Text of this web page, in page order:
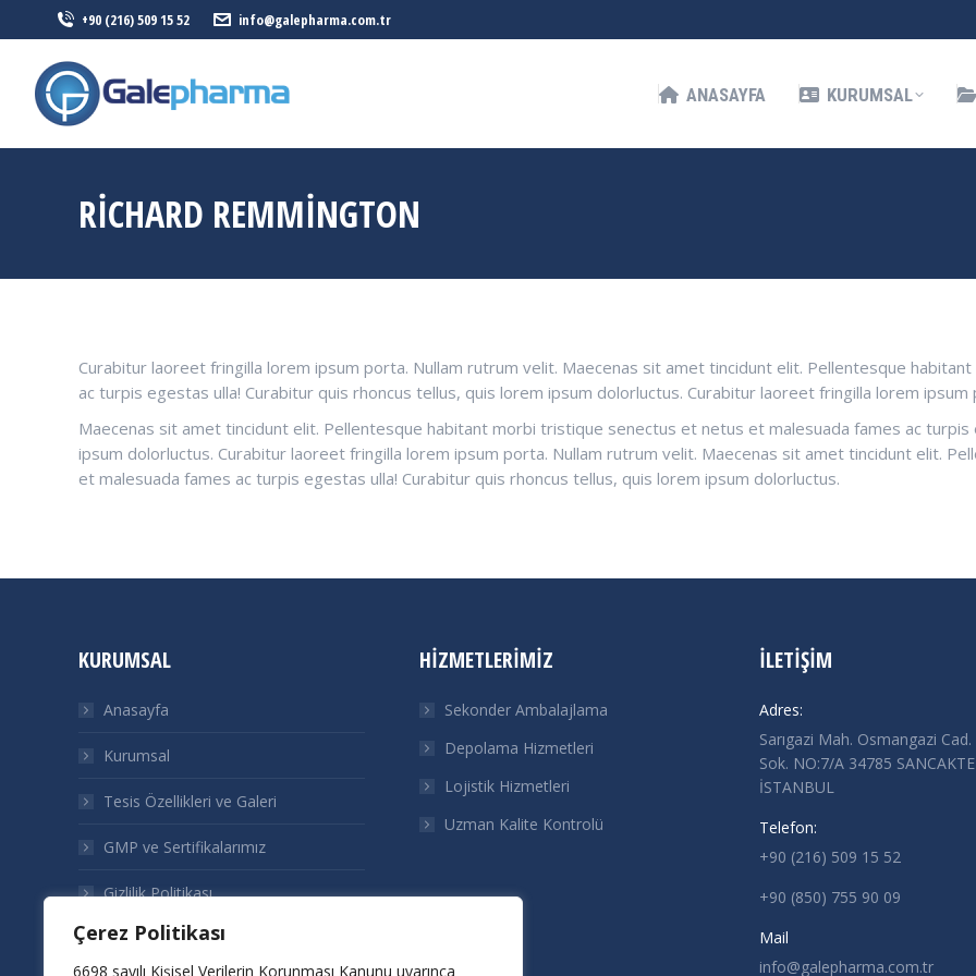
Çerez Politikası
6698 sayılı Kişisel Verilerin Korunması Kanunu uyarınca
+90 (216) 509 15 52 info@galepharma.com.tr
ANASAYFA KURUMSAL
RICHARD REMMINGTON
Curabitur laoreet fringilla lorem ipsum porta. Nullam rutrum velit. Maecenas sit amet tincidunt elit. Pellentesque
ac turpis egestas ulla! Curabitur quis rhoncus tellus, quis lorem ipsum dolorluctus. Curabitur laoreet fringilla lorem
Maecenas sit amet tincidunt elit. Pellentesque habitant morbi tristique senectus et netus et malesuada fames ac
ipsum dolorluctus. Curabitur laoreet fringilla lorem ipsum porta. Nullam rutrum velit. Maecenas sit amet tincidunt elit.
et malesuada fames ac turpis egestas ulla! Curabitur quis rhoncus tellus, quis lorem ipsum dolorluctus.
KURUMSAL
Anasayfa
Kurumsal
Tesis Özellikleri ve Galeri
GMP ve Sertifikalarımız
Gizlilik Politikası
İletişim
HIZMETLERIMIZ
Sekonder Ambalajlama
Depolama Hizmetleri
Lojistik Hizmetleri
Uzman Kalite Kontrolü
İLETIŞIM
Adres:
Sarıgazi Mah. Osmangazi
Sok. NO:7/A 34785
İSTANBUL
Telefon:
+90 (216) 509 15 52
+90 (850) 755 90 09
Mail
info@galepharma.com.tr
ANASAYFA KURUMSAL HIZMETLERIMIZ İLETIŞIM